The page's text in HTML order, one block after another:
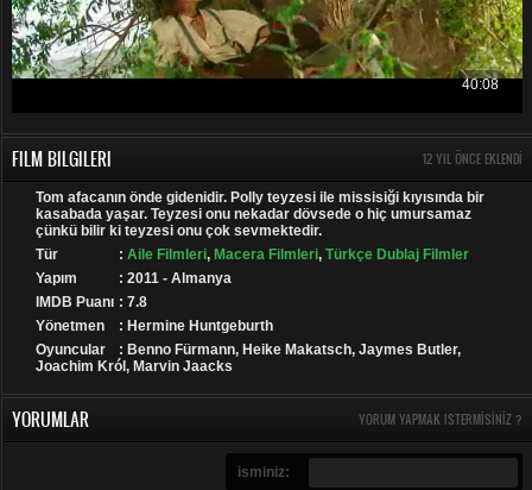
FILM BILGILERI 12 YIL ÖNCE EKLENDI
Tom afacanın önde gidenidir. Polly teyzesi ile missisiği kıyısında bir
kasabada yaşar. Teyzesi onu nekadar dövsede o hiç umursamaz
çünkü bilir ki teyzesi onu çok sevmektedir.
Tür
: Aile Filmleri, Macera Filmleri, Türkçe Dublaj Filmler
Yapım
: 2011 - Almanya
IMDB Puanı : 7.8
Yönetmen
: Hermine Huntgeburth
Oyuncular
: Benno Fürmann, Heike Makatsch, Jaymes Butler,
Joachim Król, Marvin Jaacks
YORUMLAR YORUM YAPMAK ISTERMISINIZ ?
isminiz: